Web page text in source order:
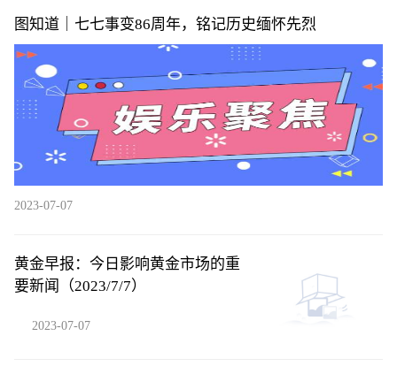
图知道｜七七事变86周年，铭记历史缅怀先烈
2023-07-07
黄金早报：今日影响黄金市场的重
要新闻（2023/7/7）
2023-07-07